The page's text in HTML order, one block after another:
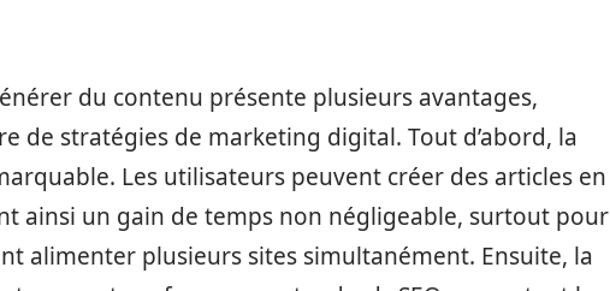
du contenu présente plusieurs avantages,
de stratégies de marketing digital. Tout d’abord, la
Les utilisateurs peuvent créer des articles en
ainsi un gain de temps non négligeable, surtout pour
alimenter plusieurs sites simultanément. Ensuite, la